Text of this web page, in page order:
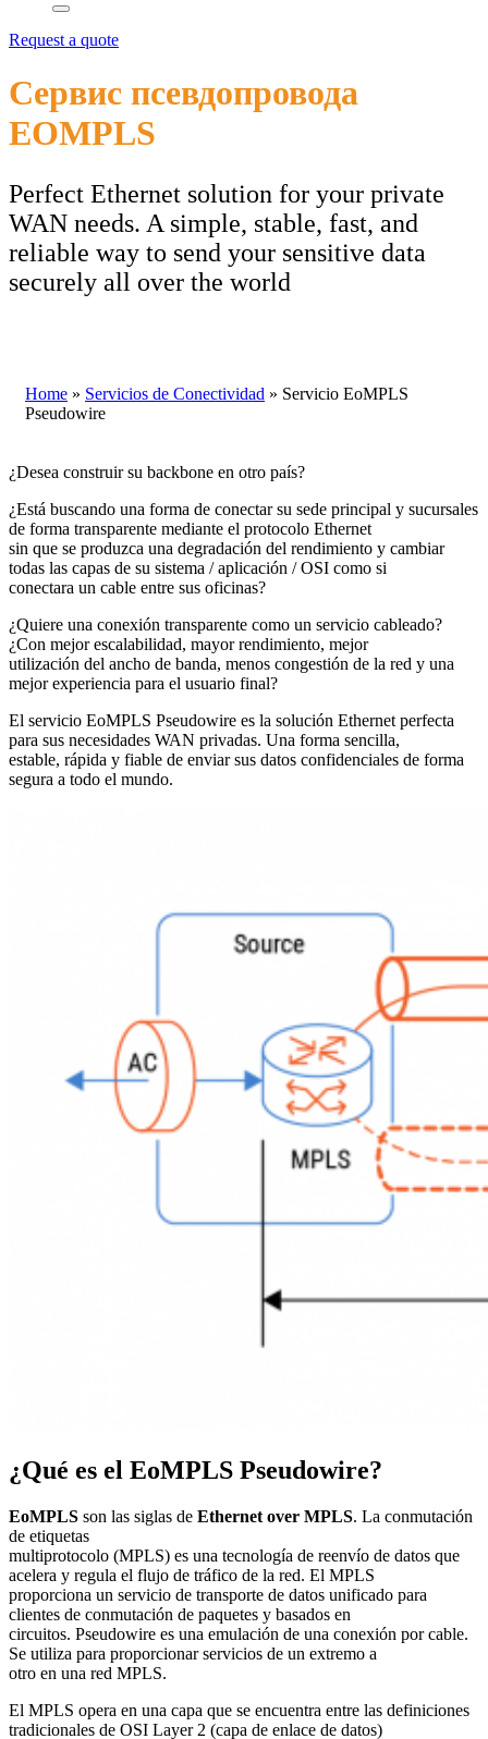
Request a quote
Сервис псевдопровода
EOMPLS
Perfect Ethernet solution for your private
WAN needs. A simple, stable, fast, and
reliable way to send your sensitive data
securely all over the world
Home » Servicios de Conectividad » Servicio EoMPLS
Pseudowire
¿Desea construir su backbone en otro país?
¿Está buscando una forma de conectar su sede principal y sucursales
de forma transparente mediante el protocolo Ethernet
sin que se produzca una degradación del rendimiento y cambiar
todas las capas de su sistema / aplicación / OSI como si
conectara un cable entre sus oficinas?
¿Quiere una conexión transparente como un servicio cableado?
¿Con mejor escalabilidad, mayor rendimiento, mejor
utilización del ancho de banda, menos congestión de la red y una
mejor experiencia para el usuario final?
El servicio EoMPLS Pseudowire es la solución Ethernet perfecta
para sus necesidades WAN privadas. Una forma sencilla,
estable, rápida y fiable de enviar sus datos confidenciales de forma
segura a todo el mundo.
¿Qué es el EoMPLS Pseudowire?
EoMPLS son las siglas de Ethernet over MPLS. La conmutación
de etiquetas
multiprotocolo (MPLS) es una tecnología de reenvío de datos que
acelera y regula el flujo de tráfico de la red. El MPLS
proporciona un servicio de transporte de datos unificado para
clientes de conmutación de paquetes y basados en
circuitos. Pseudowire es una emulación de una conexión por cable.
Se utiliza para proporcionar servicios de un extremo a
otro en una red MPLS.
El MPLS opera en una capa que se encuentra entre las definiciones
tradicionales de OSI Layer 2 (capa de enlace de datos)